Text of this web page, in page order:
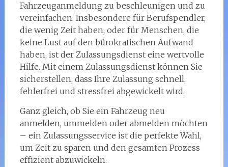
Fahrzeuganmeldung zu beschleunigen und zu
vereinfachen. Insbesondere für Berufspendler,
die wenig Zeit haben, oder für Menschen, die
keine Lust auf den bürokratischen Aufwand
haben, ist der Zulassungsdienst eine wertvolle
Hilfe. Mit einem Zulassungsdienst können Sie
sicherstellen, dass Ihre Zulassung schnell,
fehlerfrei und stressfrei abgewickelt wird.
Ganz gleich, ob Sie ein Fahrzeug neu
anmelden, ummelden oder abmelden möchten
– ein Zulassungsservice ist die perfekte Wahl,
um Zeit zu sparen und den gesamten Prozess
effizient abzuwickeln.